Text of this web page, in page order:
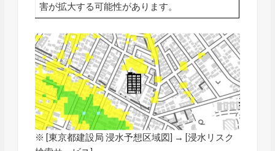
害が拡大する可能性があります。
※ [東京都建設局 浸水予想区域図] → [浸水リスク